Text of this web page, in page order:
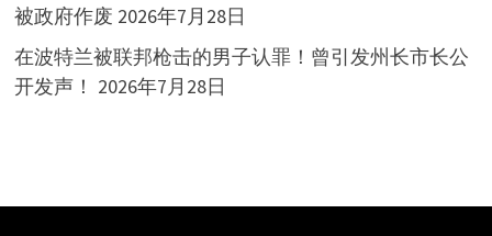
被政府作废 2026年7月28日
在波特兰被联邦枪击的男子认罪！曾引发州长市长公
开发声！ 2026年7月28日